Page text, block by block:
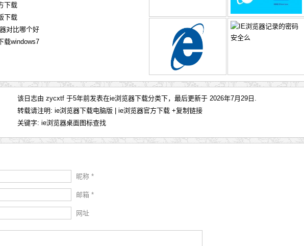
下载
下载
对比哪个好
载windows7
该日志由 zycxtf 于5年前发表在ie浏览器下载分类下，最后更新于 2026年7月29日.
转载请注明: ie浏览器下载电脑版 | ie浏览器官方下载 +复制链接
关键字: ie浏览器桌面图标查找
昵称 *
邮箱 *
网址